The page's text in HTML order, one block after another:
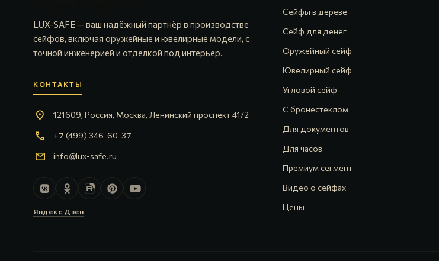
LUX-SAFE — ваш надёжный партнёр в производстве
сейфов, включая оружейные и ювелирные модели, с
точной инженерией и отделкой под интерьер.
КОНТАКТЫ
location_on 121609, Россия, Москва, Ленинский проспект 41/2
call +7 (499) 346-60-37
mail info@lux-safe.ru
Яндекс Дзен
Сейфы в дереве
Сейф для денег
Оружейный сейф
Ювелирный сейф
Угловой сейф
С бронестеклом
Для документов
Для часов
Премиум сегмент
Видео о сейфах
Цены